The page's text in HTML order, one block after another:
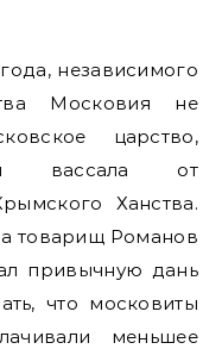
независимого
Московия не
царство,
вассала от
Ханства.
товарищ Романов
привычную дань
что московиты
меньшее